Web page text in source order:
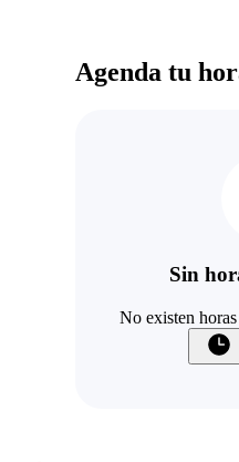
Agenda tu
Sin
No existen